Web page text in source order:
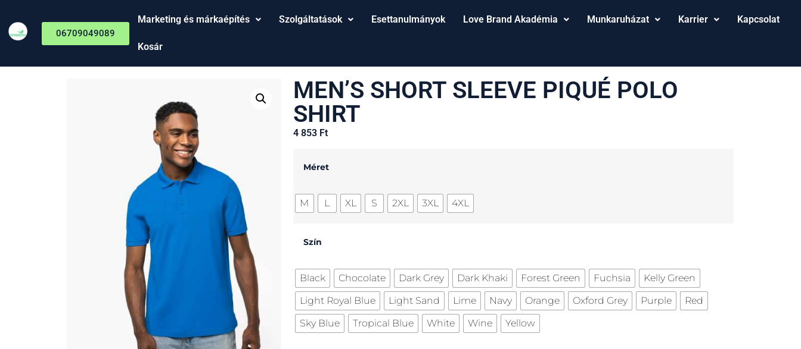
06709049089
Marketing és márkaépítés Szolgáltatások Esettanulmányok Love Brand Akadémia Munkaruházat Karrier Kapcsolat
Kosár
MEN’S SHORT SLEEVE PIQUÉ POLO
SHIRT
4 853 Ft
Méret
M L XL S 2XL 3XL 4XL
Szín
Black Chocolate Dark Grey Dark Khaki Forest Green Fuchsia
Kelly Green
Light Royal Blue
Light Sand Lime Navy Orange Oxford Grey Purple
Red
Sky Blue
Tropical Blue White Wine Yellow